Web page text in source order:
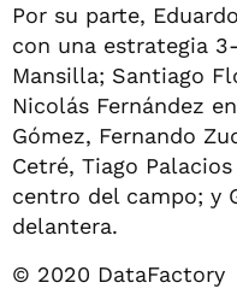
Por su parte,
con una estrategia
Mansilla; Santiago
Nicolás Fernández
Gómez, Fernando
Cetré, Tiago
centro del campo; y
delantera.
© 2020 DataFactory